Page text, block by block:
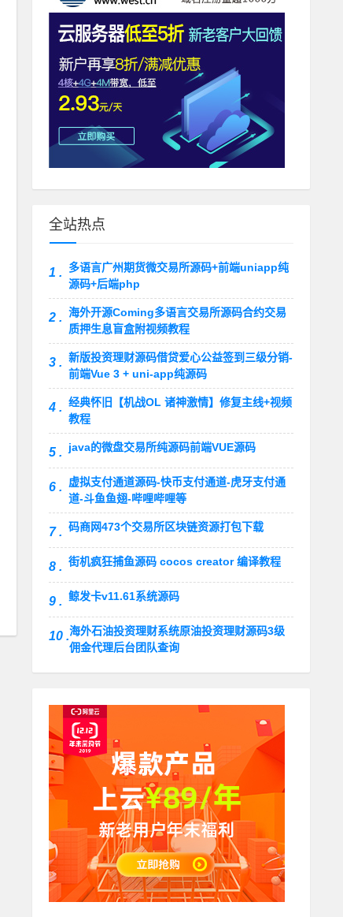
全站热点
1 .
多语言广州期货微交易所源码+前端uniapp纯
源码+后端php
2 . 海外开源Coming多语言交易所源码合约交易
质押生息盲盒附视频教程
3 . 新版投资理财源码借贷爱心公益签到三级分销-
前端Vue 3 + uni-app纯源码
4 . 经典怀旧【机战OL 诸神激情】修复主线+视频
教程
5 . java的微盘交易所纯源码前端VUE源码
6 .
虚拟支付通道源码-快币支付通道-虎牙支付通
道-斗鱼鱼翅-哔哩哔哩等
7 . 码商网473个交易所区块链资源打包下载
8 . 街机疯狂捕鱼源码 cocos creator 编译教程
9 . 鲸发卡v11.61系统源码
10 .海外石油投资理财系统原油投资理财源码3级
佣金代理后台团队查询